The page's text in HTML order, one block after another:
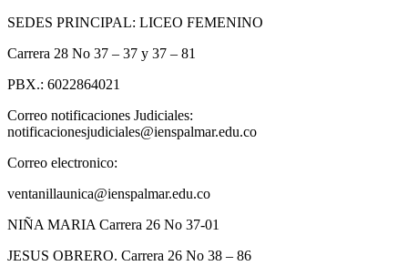
SEDES PRINCIPAL: LICEO FEMENINO
Carrera 28 No 37 – 37 y 37 – 81
PBX.: 6022864021
Correo notificaciones Judiciales:
notificacionesjudiciales@ienspalmar.edu.co
Correo electronico:
ventanillaunica@ienspalmar.edu.co
NIÑA MARIA Carrera 26 No 37-01
JESUS OBRERO. Carrera 26 No 38 – 86